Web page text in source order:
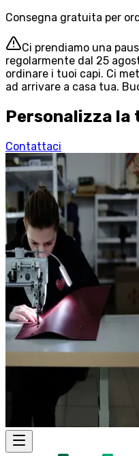
Consegna gratuita per
Ci prendiamo una
regolarmente dal 25
ordinare i tuoi capi. Ci
ad arrivare a casa tua.
Personalizza la
Contattaci